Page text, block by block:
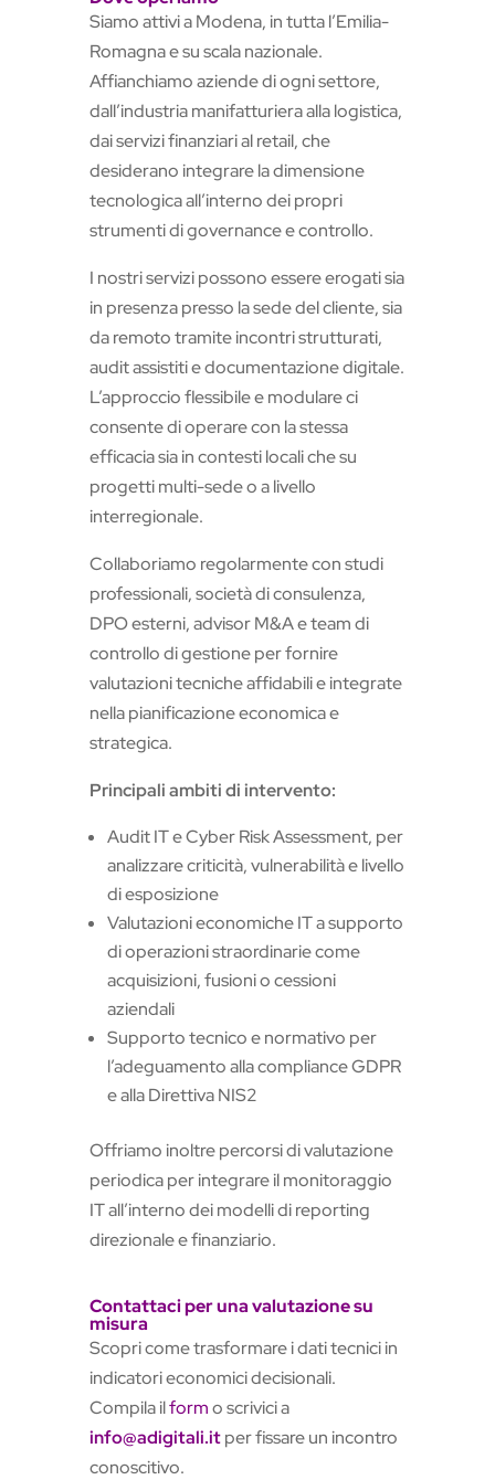
Siamo attivi a Modena, in tutta l’Emilia-
Romagna e su scala nazionale.
Affianchiamo aziende di ogni settore,
dall’industria manifatturiera alla logistica,
dai servizi finanziari al retail, che
desiderano integrare la dimensione
tecnologica all’interno dei propri
strumenti di governance e controllo.
I nostri servizi possono essere erogati sia
in presenza presso la sede del cliente, sia
da remoto tramite incontri strutturati,
audit assistiti e documentazione digitale.
L’approccio flessibile e modulare ci
consente di operare con la stessa
efficacia sia in contesti locali che su
progetti multi-sede o a livello
interregionale.
Collaboriamo regolarmente con studi
professionali, società di consulenza,
DPO esterni, advisor M&A e team di
controllo di gestione per fornire
valutazioni tecniche affidabili e integrate
nella pianificazione economica e
strategica.
Principali ambiti di intervento:
Audit IT e Cyber Risk Assessment, per
analizzare criticità, vulnerabilità e livello
di esposizione
Valutazioni economiche IT a supporto
di operazioni straordinarie come
acquisizioni, fusioni o cessioni
aziendali
Supporto tecnico e normativo per
l’adeguamento alla compliance GDPR
e alla Direttiva NIS2
Offriamo inoltre percorsi di valutazione
periodica per integrare il monitoraggio
IT all’interno dei modelli di reporting
direzionale e finanziario.
Contattaci per una valutazione su
misura
Scopri come trasformare i dati tecnici in
indicatori economici decisionali.
Compila ilformo scrivici a
info@adigitali.itper fissare un incontro
conoscitivo.